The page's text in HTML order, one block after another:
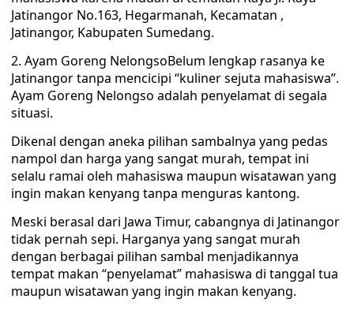
Jatinangor No.163, Hegarmanah, Kecamatan ,
Jatinangor, Kabupaten Sumedang.
2. Ayam Goreng NelongsoBelum lengkap rasanya ke
Jatinangor tanpa mencicipi “kuliner sejuta mahasiswa”.
Ayam Goreng Nelongso adalah penyelamat di segala
situasi.
Dikenal dengan aneka pilihan sambalnya yang pedas
nampol dan harga yang sangat murah, tempat ini
selalu ramai oleh mahasiswa maupun wisatawan yang
ingin makan kenyang tanpa menguras kantong.
Meski berasal dari Jawa Timur, cabangnya di Jatinangor
tidak pernah sepi. Harganya yang sangat murah
dengan berbagai pilihan sambal menjadikannya
tempat makan “penyelamat” mahasiswa di tanggal tua
maupun wisatawan yang ingin makan kenyang.